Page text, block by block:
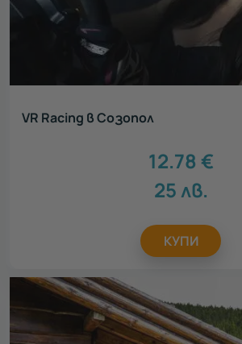
VR Racing в Созопол
12.78 €
25лв.
КУПИ